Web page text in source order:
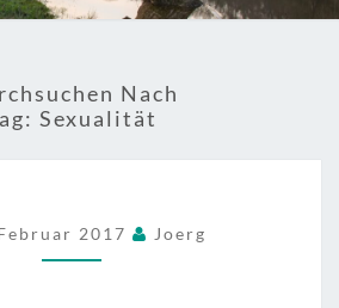
Nach
Sexualität
2017 Joerg